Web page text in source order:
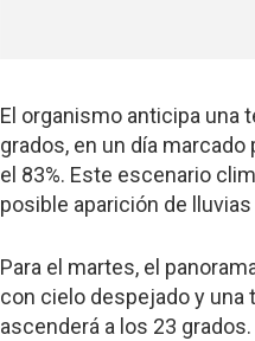
El organismo anticipa una
grados, en un día
el 83%. Este escenario
posible aparición de
Para el martes, el
con cielo despejado y una
ascenderá a los 23